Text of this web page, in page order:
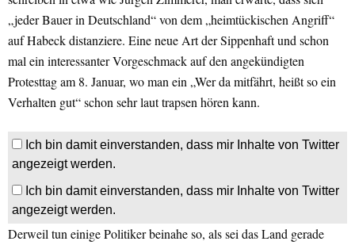
„jeder Bauer in Deutschland“ von dem „heimtückischen Angriff“
auf Habeck distanziere. Eine neue Art der Sippenhaft und schon
mal ein interessanter Vorgeschmack auf den angekündigten
Protesttag am 8. Januar, wo man ein „Wer da mitfährt, heißt so ein
Verhalten gut“ schon sehr laut trapsen hören kann.
Ich bin damit einverstanden, dass mir Inhalte von Twitter
angezeigt werden.
Ich bin damit einverstanden, dass mir Inhalte von Twitter
angezeigt werden.
Derweil tun einige Politiker beinahe so, als sei das Land gerade